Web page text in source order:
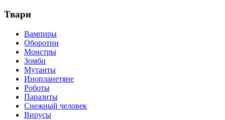
Твари
Вампиры
Оборотни
Монстры
Зомби
Мутанты
Инопланетяне
Роботы
Паразиты
Снежный человек
Вирусы